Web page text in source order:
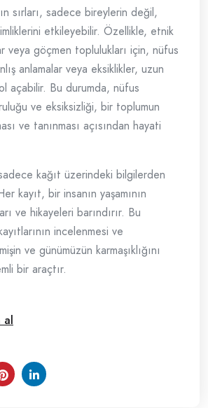
sırları, sadece bireylerin değil,
etkileyebilir. Özellikle, etnik
veya göçmen toplulukları için, nüfus
anlamalar veya eksiklikler, uzun
açabilir. Bu durumda, nüfus
ve eksiksizliği, bir toplumun
ve tanınması açısından hayati
kağıt üzerindeki bilgilerden
kayıt, bir insanın yaşamının
ve hikayeleri barındırır. Bu
incelenmesi ve
ve günümüzün karmaşıklığını
bir araçtır.
al